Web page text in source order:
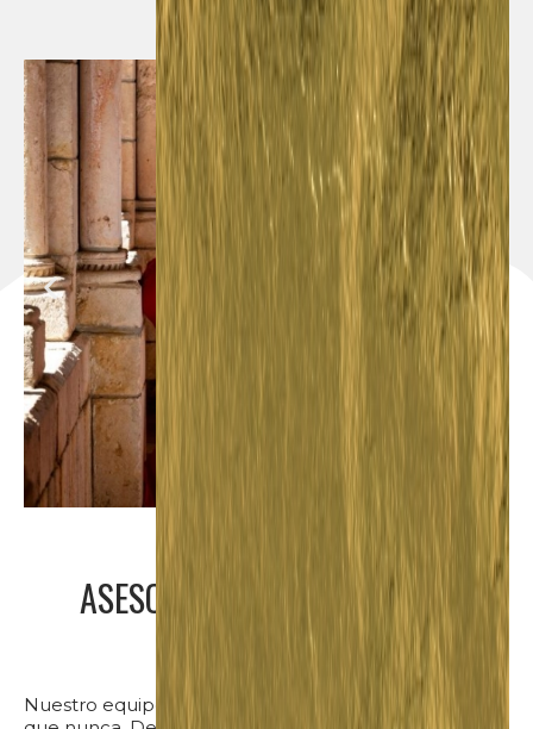
ASESORAMIENTO EN IMAGEN
PERSONALIZADA
Nuestro equipo te asesorará para que luzcas mejor